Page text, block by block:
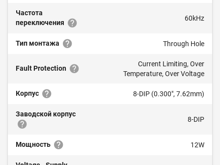
Частота
переключения
60kHz
Тип монтажа Through Hole
Fault Protection
Current Limiting, Over
Temperature, Over Voltage
Корпус 8-DIP (0.300", 7.62mm)
Заводской корпус
8-DIP
Мощность 12W